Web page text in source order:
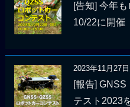
[告知] 今年
10/22に開催
2023年11月27日
[報告]
テスト2023